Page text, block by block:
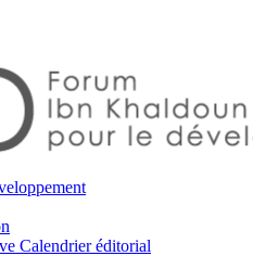
Calendrier éditorial